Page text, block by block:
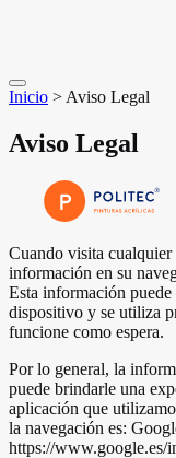
Inicio > Aviso Legal
Aviso Legal
Cuando visita cualquier
información en su
Esta información puede
dispositivo y se utiliza
funcione como espera.
Por lo general, la
puede brindarle una
aplicación que
la navegación es:
https://www.google.es/